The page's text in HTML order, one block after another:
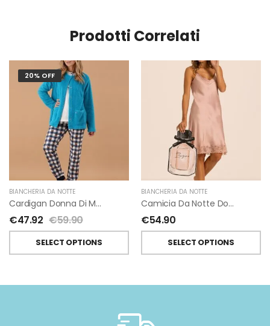
Prodotti Correlati
20% OFF
BIANCHERIA DA NOTTE
Cardigan Donna Di Maryplaid
€47.92 €59.90
SELECT OPTIONS
BIANCHERIA DA NOTTE
Camicia Da Notte Donna Senza Maniche Di Maryplaid
€54.90
SELECT OPTIONS